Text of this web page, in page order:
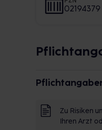
02194379
Zu Risiken
Ihren Arzt